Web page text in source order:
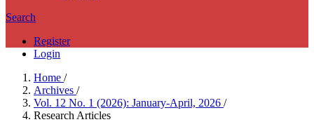
Search
Register
Login
Home /
Archives /
Vol. 12 No. 1 (2026): January-April, 2026 /
Research Articles